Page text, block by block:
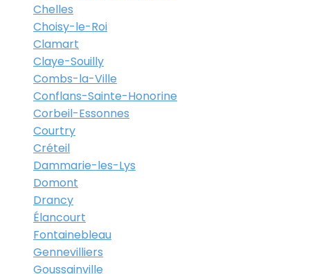
Chelles
Choisy-le-Roi
Clamart
Claye-Souilly
Combs-la-Ville
Conflans-Sainte-Honorine
Corbeil-Essonnes
Courtry
Créteil
Dammarie-les-Lys
Domont
Drancy
Élancourt
Fontainebleau
Gennevilliers
Goussainville